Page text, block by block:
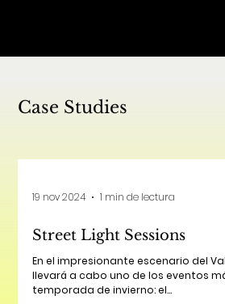
Case Studies
19 nov 2024 1 min de lectura
Street Light Sessions
En el impresionante escenario del
llevará a cabo uno de los eventos
temporada de invierno: el...